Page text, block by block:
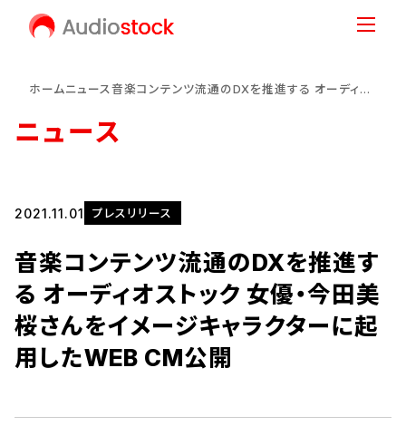
ホームニュース 音楽コンテンツ流通のDXを推進する オーディオストック 女優・今田美桜さんをイメージキャラクターに起用したWEB CM公開
ニュース
2021.11.01 プレスリリース
音楽コンテンツ流通のDXを推進す
る オーディオストック 女優・今田美
桜さんをイメージキャラクターに起
用したWEB CM公開